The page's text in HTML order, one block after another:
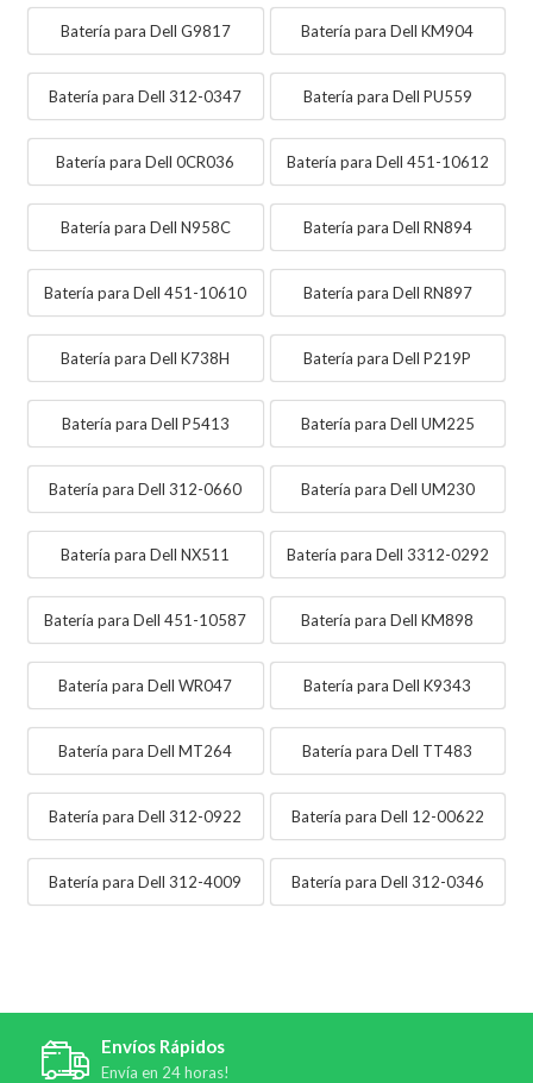
Batería para Dell G9817 Batería para Dell KM904
Batería para Dell 312-0347 Batería para Dell PU559
Batería para Dell 0CR036 Batería para Dell 451-10612
Batería para Dell N958C Batería para Dell RN894
Batería para Dell 451-10610 Batería para Dell RN897
Batería para Dell K738H Batería para Dell P219P
Batería para Dell P5413 Batería para Dell UM225
Batería para Dell 312-0660 Batería para Dell UM230
Batería para Dell NX511 Batería para Dell 3312-0292
Batería para Dell 451-10587 Batería para Dell KM898
Batería para Dell WR047 Batería para Dell K9343
Batería para Dell MT264 Batería para Dell TT483
Batería para Dell 312-0922 Batería para Dell 12-00622
Batería para Dell 312-4009 Batería para Dell 312-0346
Envíos Rápidos
Envía en 24 horas!